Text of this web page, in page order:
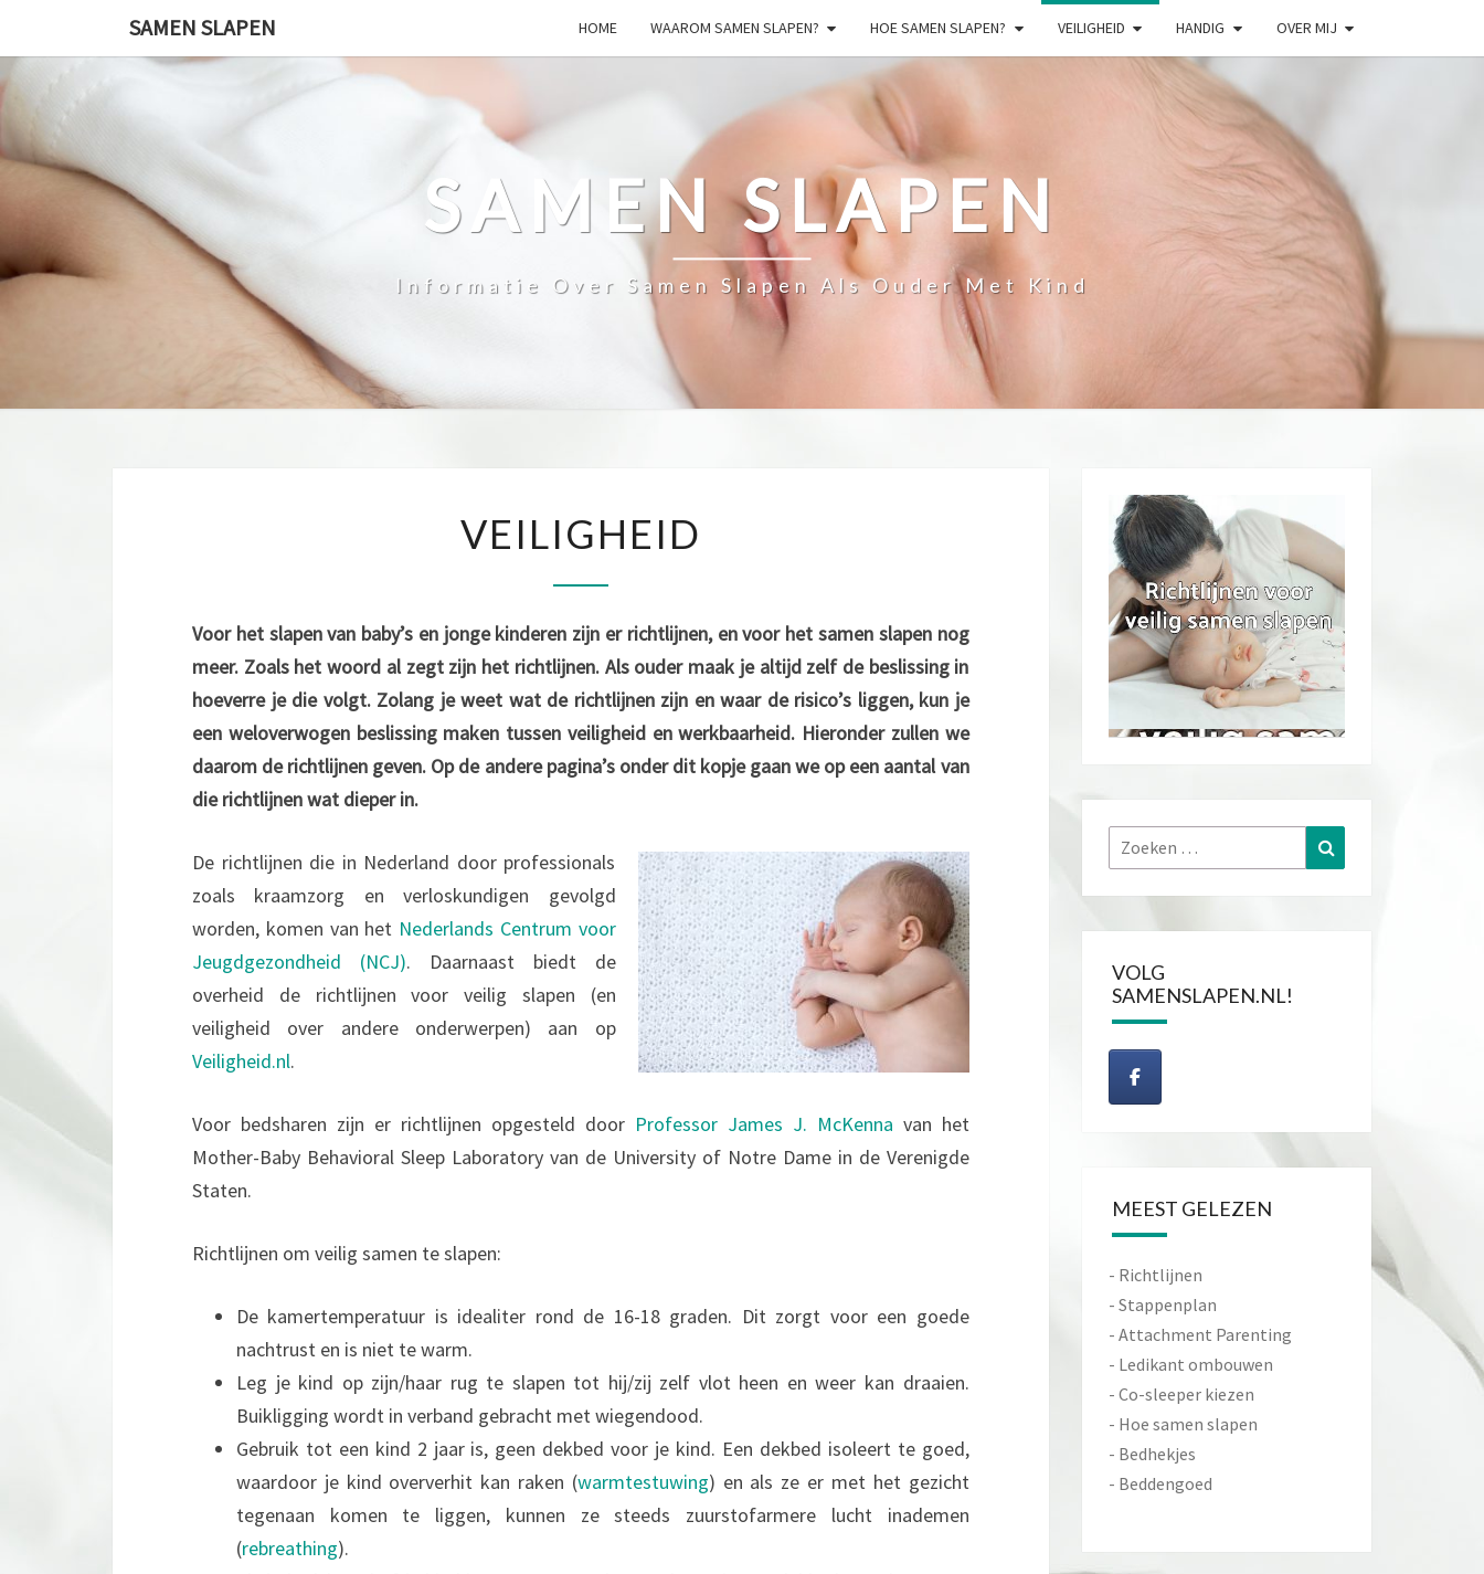
content
SAMEN SLAPEN HOME WAAROM SAMEN SLAPEN? HOE SAMEN SLAPEN? VEILIGHEID HANDIG OVER MIJ
SAMEN SLAPEN
Informatie Over Samen Slapen Als Ouder Met Kind
VEILIGHEID
Voor het slapen van baby’s en jonge kinderen zijn er richtlijnen, en voor het samen slapen nog
meer. Zoals het woord al zegt zijn het richtlijnen. Als ouder maak je altijd zelf de beslissing in
hoeverre je die volgt. Zolang je weet wat de richtlijnen zijn en waar de risico’s liggen, kun je
een weloverwogen beslissing maken tussen veiligheid en werkbaarheid. Hieronder zullen we
daarom de richtlijnen geven. Op de andere pagina’s onder dit kopje gaan we op een aantal van
die richtlijnen wat dieper in.
De richtlijnen die in Nederland door professionals
zoals kraamzorg en verloskundigen gevolgd
worden, komen van het Nederlands Centrum voor
Jeugdgezondheid (NCJ). Daarnaast biedt de
overheid de richtlijnen voor veilig slapen (en
veiligheid over andere onderwerpen) aan op
Veiligheid.nl.
Voor bedsharen zijn er richtlijnen opgesteld door Professor James J. McKenna van het
Mother-Baby Behavioral Sleep Laboratory van de University of Notre Dame in de Verenigde
Staten.
Richtlijnen om veilig samen te slapen:
De kamertemperatuur is idealiter rond de 16-18 graden. Dit zorgt voor een goede
nachtrust en is niet te warm.
Leg je kind op zijn/haar rug te slapen tot hij/zij zelf vlot heen en weer kan draaien.
Buikligging wordt in verband gebracht met wiegendood.
Gebruik tot een kind 2 jaar is, geen dekbed voor je kind. Een dekbed isoleert te goed,
waardoor je kind oververhit kan raken (warmtestuwing) en als ze er met het gezicht
tegenaan komen te liggen, kunnen ze steeds zuurstofarmere lucht inademen
(rebreathing).
Zoeken
naar:
VOLG
SAMENSLAPEN.NL!
MEEST GELEZEN
- Richtlijnen
- Stappenplan
- Attachment Parenting
- Ledikant ombouwen
- Co-sleeper kiezen
- Hoe samen slapen
- Bedhekjes
- Beddengoed